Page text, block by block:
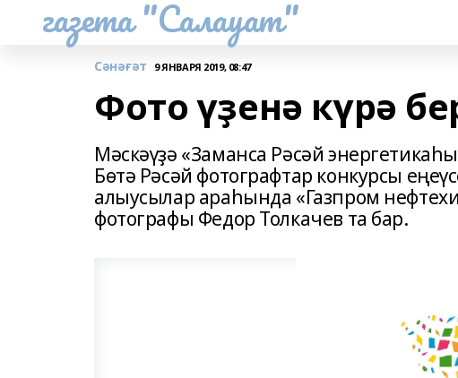
газета "Салауат"
Сәнәғәт 9 ЯНВАРЯ 2019, 08:47
Фото үҙенә күрә
Мәскәүҙә «Заманса Рәсәй
Бөтә Рәсәй фотографтар конкурсы
алыусылар араһында «Газпром
фотографы Федор Толкачев та бар.